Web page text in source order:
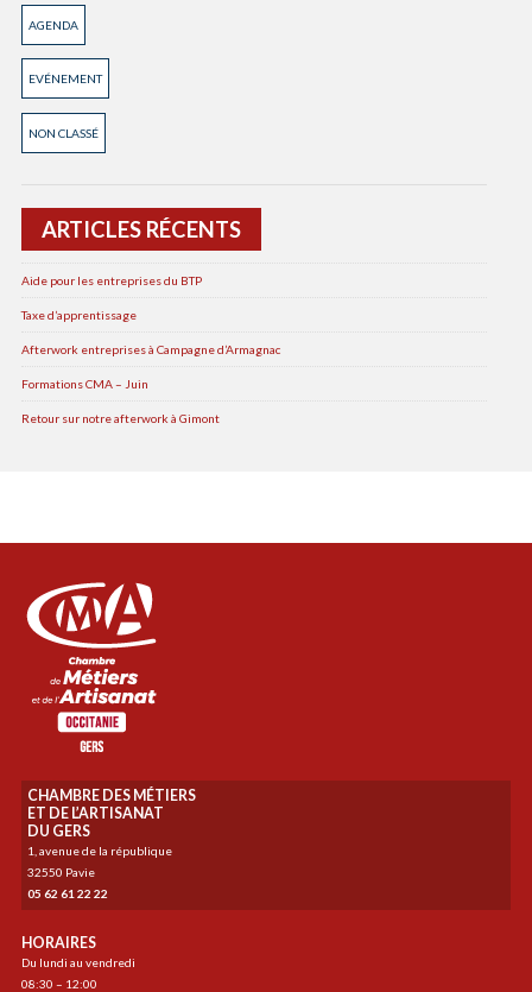
AGENDA
EVÉNEMENT
NON CLASSÉ
ARTICLES RÉCENTS
Aide pour les entreprises du BTP
Taxe d’apprentissage
Afterwork entreprises à Campagne d’Armagnac
Formations CMA – Juin
Retour sur notre afterwork à Gimont
CHAMBRE DES MÉTIERS
ET DE L’ARTISANAT
DU GERS
1, avenue de la république
32550 Pavie
05 62 61 22 22
HORAIRES
Du lundi au vendredi
08:30 – 12:00